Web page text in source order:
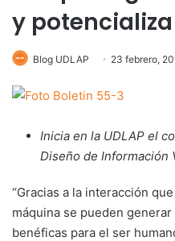
y
Blog UDLAP 23 febrero,
Inicia en la UDLAP el
Diseño de Información
“Gracias a la interacción
máquina se pueden
benéficas para el ser